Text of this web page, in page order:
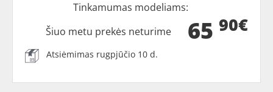
Tinkamumas modeliams:
65 90€
Šiuo metu prekės neturime
Atsiėmimas rugpjūčio 10 d.